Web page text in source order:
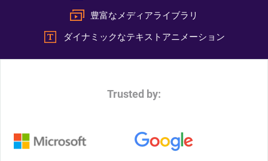
豊富なメディアライブラリ
ダイナミックなテキストアニメーション
Trusted by: